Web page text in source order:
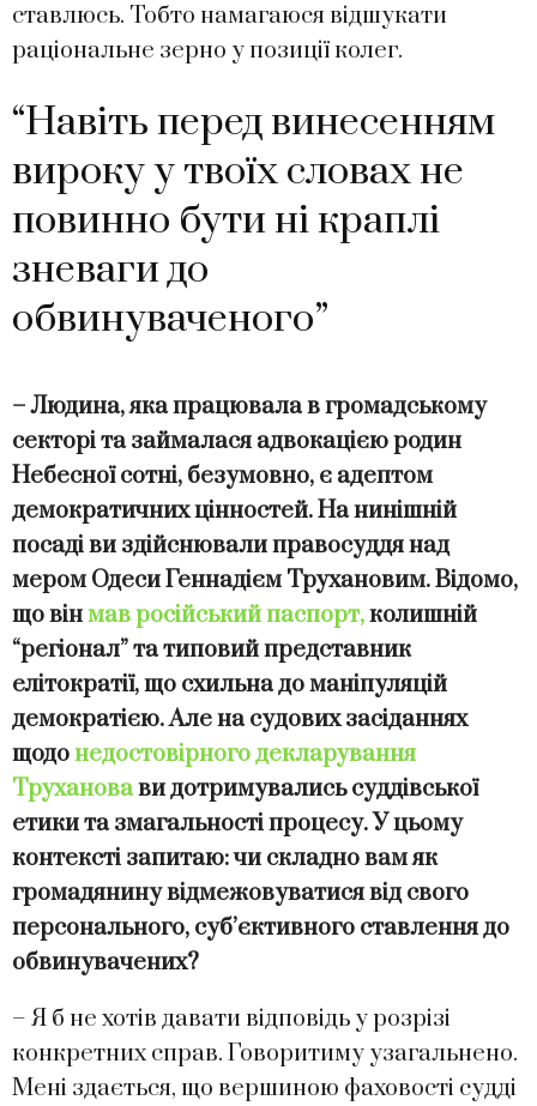
ставлюсь. Тобто намагаюся відшукати
раціональне зерно у позиції колег.
“Навіть перед винесенням
вироку у твоїх словах не
повинно бути ні краплі
зневаги до
обвинуваченого”
– Людина, яка працювала в громадському
секторі та займалася адвокацією родин
Небесної сотні, безумовно, є адептом
демократичних цінностей. На нинішній
посаді ви здійснювали правосуддя над
мером Одеси Геннадієм Трухановим. Відомо,
що вінмав російський паспорт,колишній
“регіонал” та типовий представник
елітократії, що схильна до маніпуляцій
демократією. Але на судових засіданнях
щодонедостовірного декларування
Трухановави дотримувались суддівської
етики та змагальності процесу. У цьому
контексті запитаю: чи складно вам як
громадянину відмежовуватися від свого
персонального, суб’єктивного ставлення до
обвинувачених?
– Я б не хотів давати відповідь у розрізі
конкретних справ. Говоритиму узагальнено.
Мені здається, що вершиною фаховості судді